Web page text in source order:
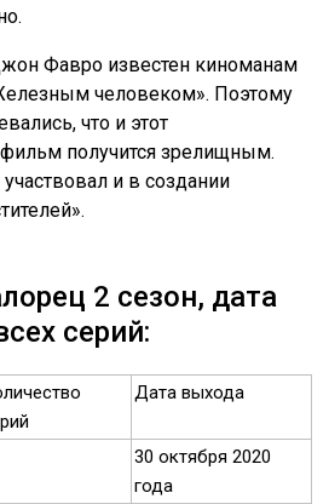
Фавро известен киноманам
человеком». Поэтому
что и этот
получится зрелищным.
и в создании
2 сезон, дата
серий:
Дата выхода
30 октября 2020
года